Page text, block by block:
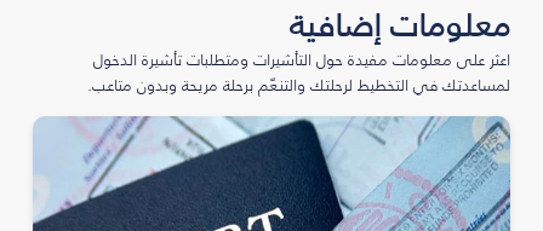
معلومات إضافية
اعثر على معلومات مفيدة حول التأشيرات ومتطلبات تأشيرة الدخول
لمساعدتك في التخطيط لرحلتك والتنعّم برحلة مريحة وبدون متاعب.